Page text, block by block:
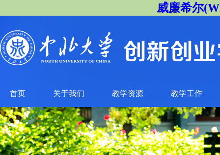
威廉希尔
首页 关于我们 教学资源 教学工作